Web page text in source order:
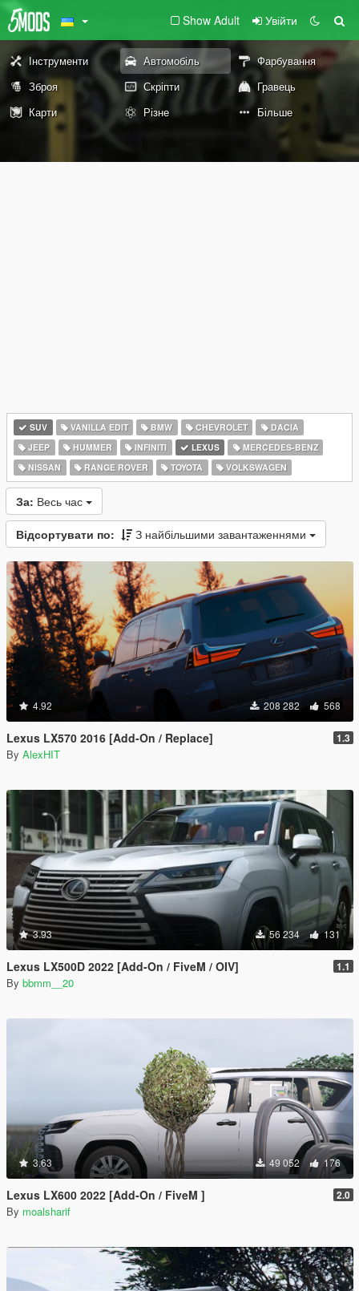
Show Adult Увійти
Інструменти Автомобіль
Фарбування
Зброя
Скріпти
Гравець
Карти
Різне Більше
SUV VANILLA EDIT BMW CHEVROLET
DACIA
JEEP
HUMMER INFINITI LEXUS
MERCEDES-BENZ
NISSAN
RANGE ROVER TOYOTA VOLKSWAGEN
За: Весь час
Відсортувати по: З найбільшими завантаженнями
4.92 208 282 568
Lexus LX570 2016 [Add-On / Replace] 1.3
By AlexHIT
3.93 56 234 131
Lexus LX500D 2022 [Add-On / FiveM / OIV] 1.1
By bbmm__20
3.63 49 052 176
Lexus LX600 2022 [Add-On / FiveM ] 2.0
By moalsharif